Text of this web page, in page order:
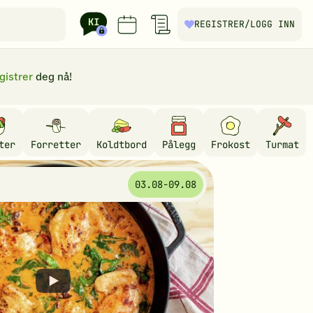
REGISTRER/LOGG INN
deg nå!
Forretter Koldtbord Pålegg Frokost Turmat
Åpne
video
03.08-09.08